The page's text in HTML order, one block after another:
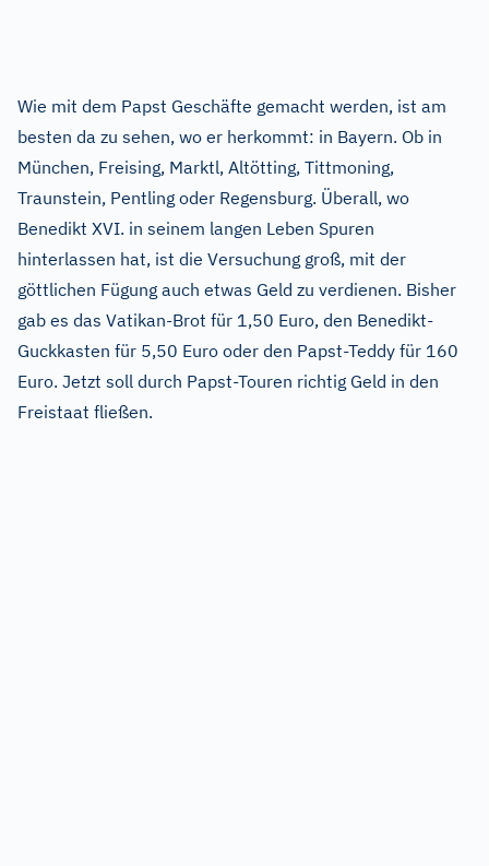
Wie mit dem Papst Geschäfte gemacht werden, ist am
besten da zu sehen, wo er herkommt: in Bayern. Ob in
München, Freising, Marktl, Altötting, Tittmoning,
Traunstein, Pentling oder Regensburg. Überall, wo
Benedikt XVI. in seinem langen Leben Spuren
hinterlassen hat, ist die Versuchung groß, mit der
göttlichen Fügung auch etwas Geld zu verdienen. Bisher
gab es das Vatikan-Brot für 1,50 Euro, den Benedikt-
Guckkasten für 5,50 Euro oder den Papst-Teddy für 160
Euro. Jetzt soll durch Papst-Touren richtig Geld in den
Freistaat fließen.